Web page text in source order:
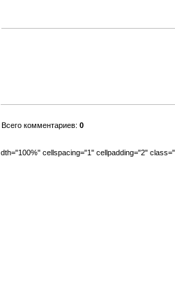
Всего комментариев: 0
dth="100%" cellspacing="1" cellpadding="2"